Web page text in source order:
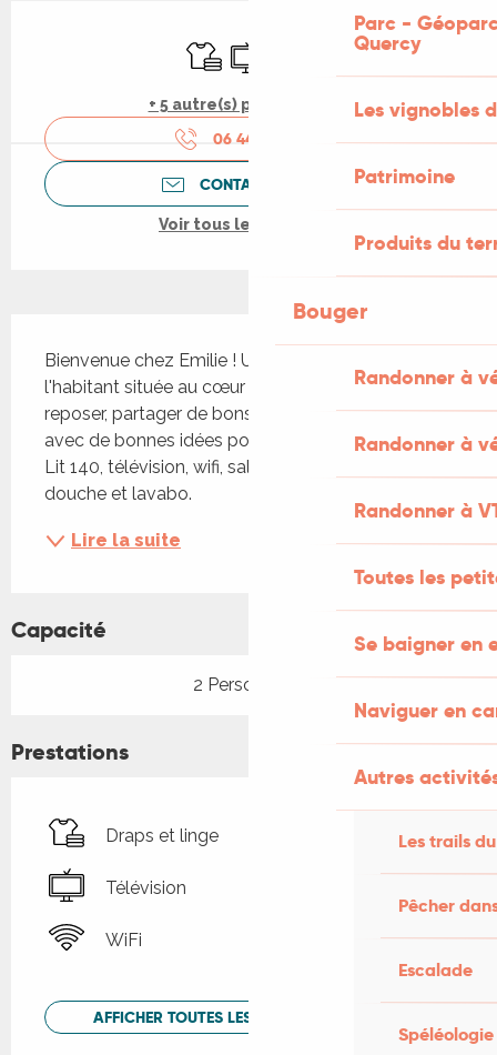
Parc -
Quercy
Les vignobles
Patrimoine
Produits du
Bouger
Randonner à
Randonner à
Randonner à
Toutes les
Se baigner en
Naviguer en
Autres
Les trails
Pêcher
Escalade
Spéléologie
Ouverture et coordonnées
Draps et linge
Télévision
+ 5 autre(s) prestation(s)
06 44 15 17
CONTACTEZ-NOUS
Voir tous les contacts
Bienvenue chez Emilie ! Une chambre chez
l'habitant située au cœur du village pour se
reposer, partager de bons moments et repartir
avec de bonnes idées pour découvrir les environs.
Lit 140, télévision, wifi, salle d'eau privative avec
douche et lavabo.
Lire la suite
Capacité
2 Personne(s)
Prestations
Draps et linge
Télévision
WiFi
AFFICHER TOUTES LES PRESTATIONS